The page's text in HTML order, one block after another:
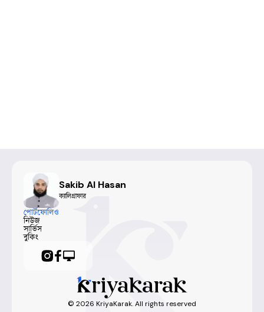
Sakib Al Hasan
ক্যালিগ্রাফার
পোর্টফোলিও
নিউজ
সার্ভিস
বুকিং
© 2026 KriyaKarak. All rights reserved